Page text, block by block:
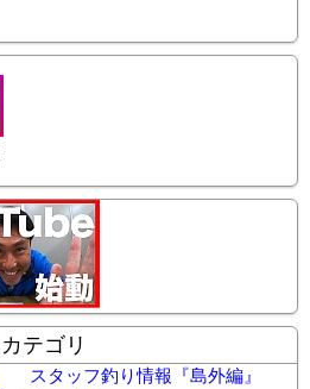
カテゴリ
スタッフ釣り情報『島外編』